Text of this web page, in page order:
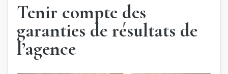
Tenir compte des
garanties de résultats de
l’agence